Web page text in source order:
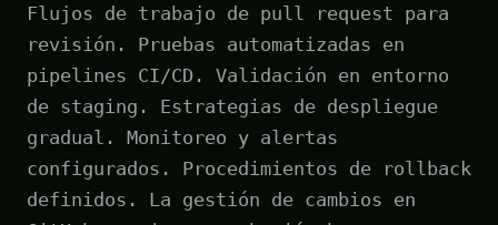
Flujos de trabajo de pull request para
revisión. Pruebas automatizadas en
pipelines CI/CD. Validación en entorno
de staging. Estrategias de despliegue
gradual. Monitoreo y alertas
configurados. Procedimientos de rollback
definidos. La gestión de cambios en